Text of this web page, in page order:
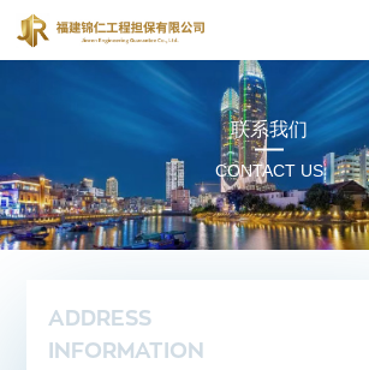
联系我们
CONTACT US
WELCOME
ADDRESS
INFORMATION